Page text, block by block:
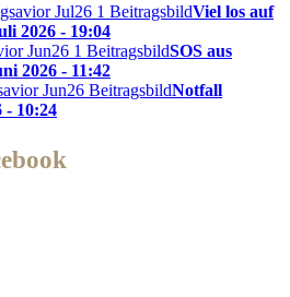
Viel los auf
2026 - 19:04
SOS aus
2026 - 11:42
Notfall
- 10:24